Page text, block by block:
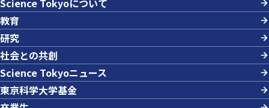
Science Tokyoについて
教育
研究
社会との共創
Science Tokyoニュース
東京科学大学基金